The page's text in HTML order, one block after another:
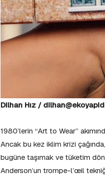
Dilhan Hız /
1980’lerin “Art to Wear”
Ancak bu kez iklim krizi
bugüne taşımak ve tüketim
Anderson’un trompe-l’œil